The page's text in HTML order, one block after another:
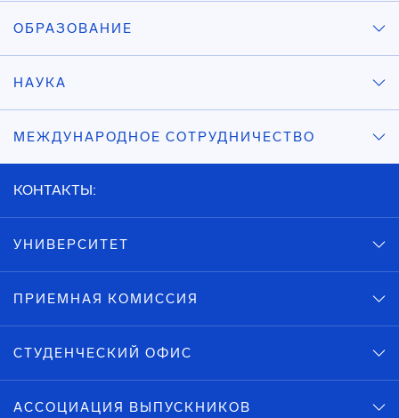
ОБРАЗОВАНИЕ
НАУКА
МЕЖДУНАРОДНОЕ СОТРУДНИЧЕСТВО
КОНТАКТЫ:
УНИВЕРСИТЕТ
ПРИЕМНАЯ КОМИССИЯ
СТУДЕНЧЕСКИЙ ОФИС
АССОЦИАЦИЯ ВЫПУСКНИКОВ